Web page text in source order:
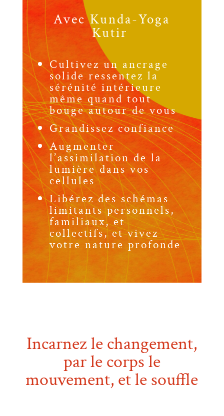
Avec Kunda-Yoga
Kutir
Cultivez un ancrage
solide ressentez la
sérénité intérieure
même quand tout
bouge autour de vous
Grandissez confiance
Augmenter
l’assimilation de la
lumière dans vos
cellules
Libérez des schémas
limitants personnels,
familiaux, et
collectifs, et vivez
votre nature profonde
Incarnez le changement,
par le corps le
mouvement, et le souffle